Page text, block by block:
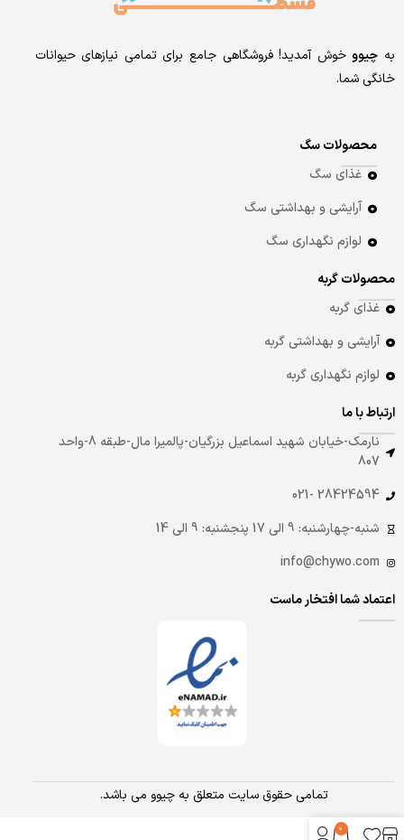
به چیوو خوش آمدید! فروشگاهی جامع برای تمامی نیازهای حیوانات
خانگی شما.
محصولات سگ
غذای سگ
آرایشی و بهداشتی سگ
لوازم نگهداری سگ
محصولات گربه
غذای گربه
آرایشی و بهداشتی گربه
لوازم نگهداری گربه
ارتباط با ما
نارمک-خیابان شهید اسماعیل بزرگیان-پالمیرا مال-طبقه 8-واحد
807
28424594 -021
شنبه-چهارشنبه: 9 الی 17 پنجشنبه: 9 الی 14
info@chywo.com
اعتماد شما افتخار ماست
تمامی حقوق سایت متعلق به چیوو می باشد.
0